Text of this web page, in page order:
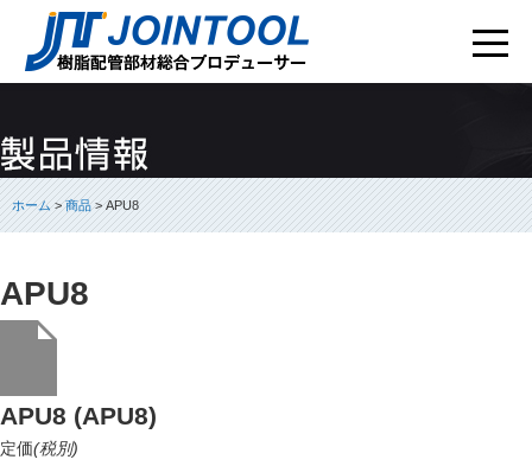
ホーム>商品> APU8
APU8
APU8 (APU8)
定価(税別)